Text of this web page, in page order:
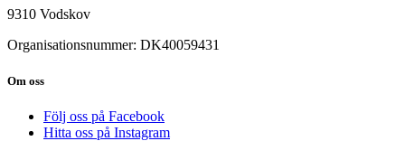
9310 Vodskov
Organisationsnummer: DK40059431
Om oss
Följ oss på Facebook
Hitta oss på Instagram